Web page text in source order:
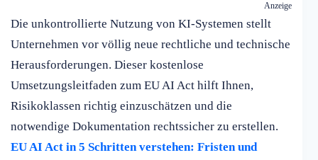
Anzeige
Die unkontrollierte Nutzung von KI-Systemen stellt
Unternehmen vor völlig neue rechtliche und technische
Herausforderungen. Dieser kostenlose
Umsetzungsleitfaden zum EU AI Act hilft Ihnen,
Risikoklassen richtig einzuschätzen und die
notwendige Dokumentation rechtssicher zu erstellen.
EU AI Act in 5 Schritten verstehen: Fristen und